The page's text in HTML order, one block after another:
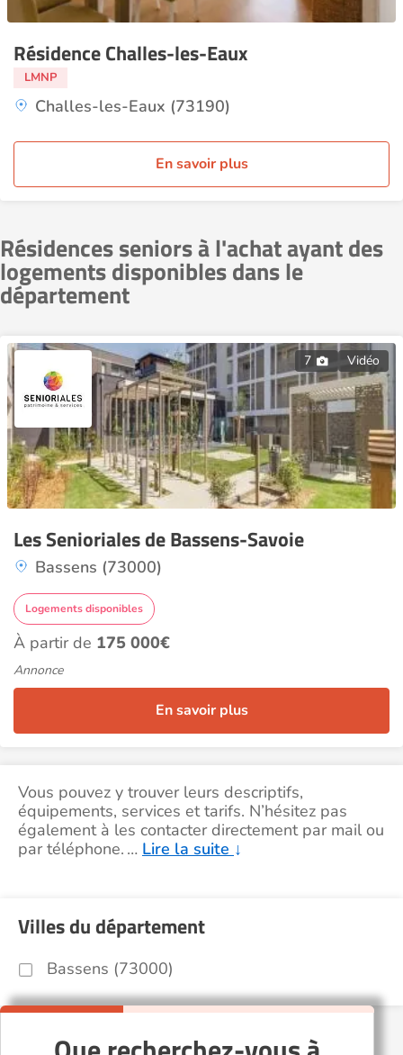
Résidence Challes-les-Eaux
LMNP
Challes-les-Eaux (73190)
En savoir plus
Résidences seniors à l'achat ayant des
logements disponibles dans le
département
7 Vidéo
Les Senioriales de Bassens-Savoie
Bassens (73000)
Logements disponibles
À partir de 175 000€
Annonce
En savoir plus
Vous pouvez y trouver leurs descriptifs,
équipements, services et tarifs. N’hésitez pas
également à les contacter directement par mail ou
par téléphone. … Lire la suite ↓
Villes du département
Bassens (73000)